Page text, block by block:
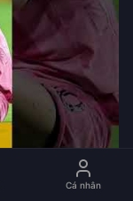
Cá nhân